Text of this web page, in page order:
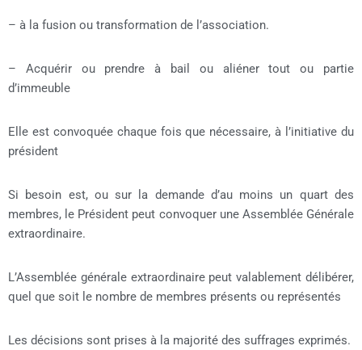
– à la fusion ou transformation de l’association.
– Acquérir ou prendre à bail ou aliéner tout ou partie
d’immeuble
Elle est convoquée chaque fois que nécessaire, à l’initiative du
président
Si besoin est, ou sur la demande d’au moins un quart des
membres, le Président peut convoquer une Assemblée Générale
extraordinaire.
L’Assemblée générale extraordinaire peut valablement délibérer,
quel que soit le nombre de membres présents ou représentés
Les décisions sont prises à la majorité des suffrages exprimés.